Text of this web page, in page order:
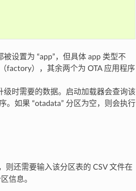
设置为 “app”，但具体 app 类型不
factory），其余两个为 OTA 应用程序
级时需要的数据。启动加载器会查询该
。如果 “otadata” 分区为空，则会执行
则还需要输入该分区表的 CSV 文件在
信息。